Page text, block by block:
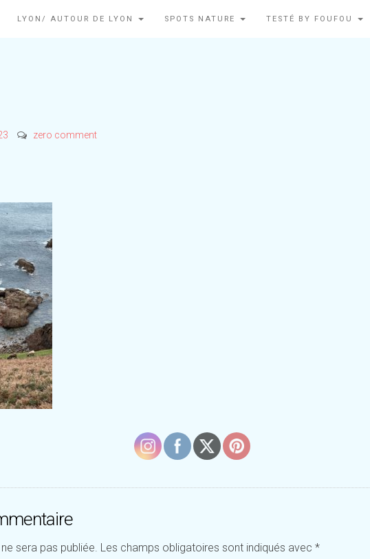
LYON/ AUTOUR DE LYON SPOTS NATURE TESTÉ BY FOUFOU
zero comment
sera pas publiée. Les champs obligatoires sont indiqués avec *